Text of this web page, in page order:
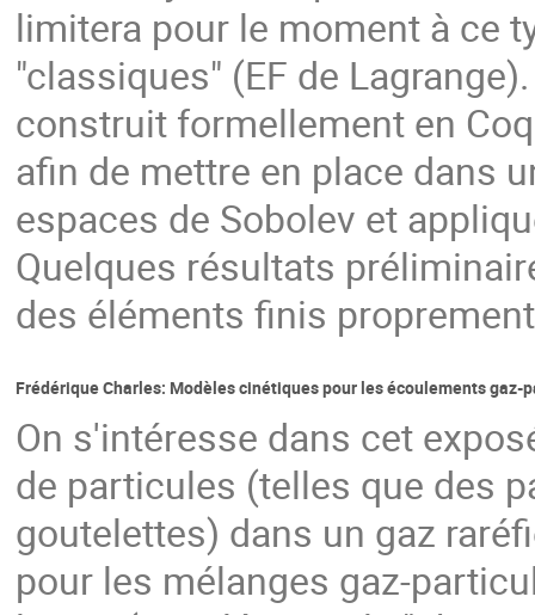
limitera pour le moment à ce
"classiques" (EF de
construit formellement en
afin de mettre en place dans
espaces de Sobolev et
Quelques résultats
des éléments finis
Frédérique Charles: Modèles cinétiques pour les écoulements gaz-
On s'intéresse dans cet
de particules (telles que des
goutelettes) dans un gaz
pour les mélanges gaz-